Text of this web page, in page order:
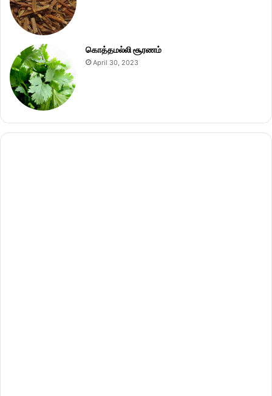
கொத்தமல்லி சூரணம்
April 30, 2023